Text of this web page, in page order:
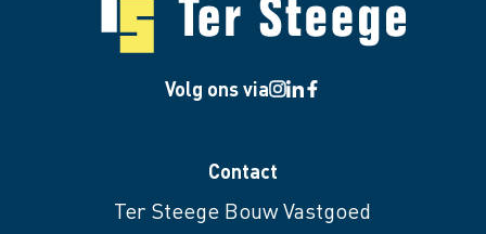
Volg ons via
Contact
Ter Steege Bouw Vastgoed